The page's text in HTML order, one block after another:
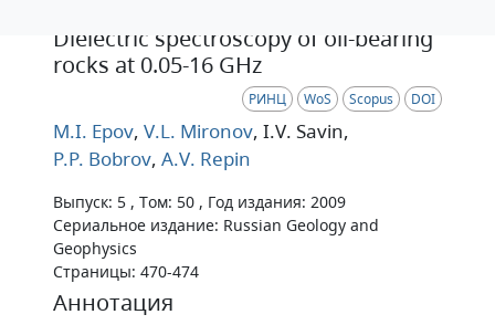
Dielectric spectroscopy of oil-bearing
rocks at 0.05-16 GHz
РИНЦ WoS Scopus DOI
M.I. Epov, V.L. Mironov, I.V. Savin,
P.P. Bobrov, A.V. Repin
Выпуск: 5 , Том: 50 , Год издания: 2009
Сериальное издание: Russian Geology and
Geophysics
Страницы: 470-474
Аннотация